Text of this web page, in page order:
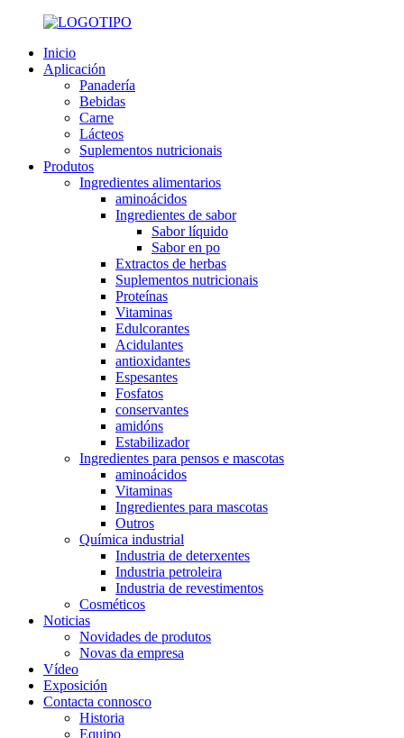
Inicio
Aplicación
Panadería
Bebidas
Carne
Lácteos
Suplementos nutricionais
Produtos
Ingredientes alimentarios
aminoácidos
Ingredientes de sabor
Sabor líquido
Sabor en po
Extractos de herbas
Suplementos nutricionais
Proteínas
Vitaminas
Edulcorantes
Acidulantes
antioxidantes
Espesantes
Fosfatos
conservantes
amidóns
Estabilizador
Ingredientes para pensos e mascotas
aminoácidos
Vitaminas
Ingredientes para mascotas
Outros
Química industrial
Industria de deterxentes
Industria petroleira
Industria de revestimentos
Cosméticos
Noticias
Novidades de produtos
Novas da empresa
Vídeo
Exposición
Contacta connosco
Historia
Equipo